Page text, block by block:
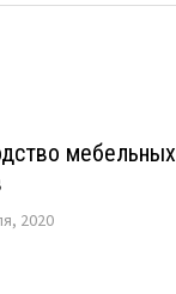
мебельных
2020